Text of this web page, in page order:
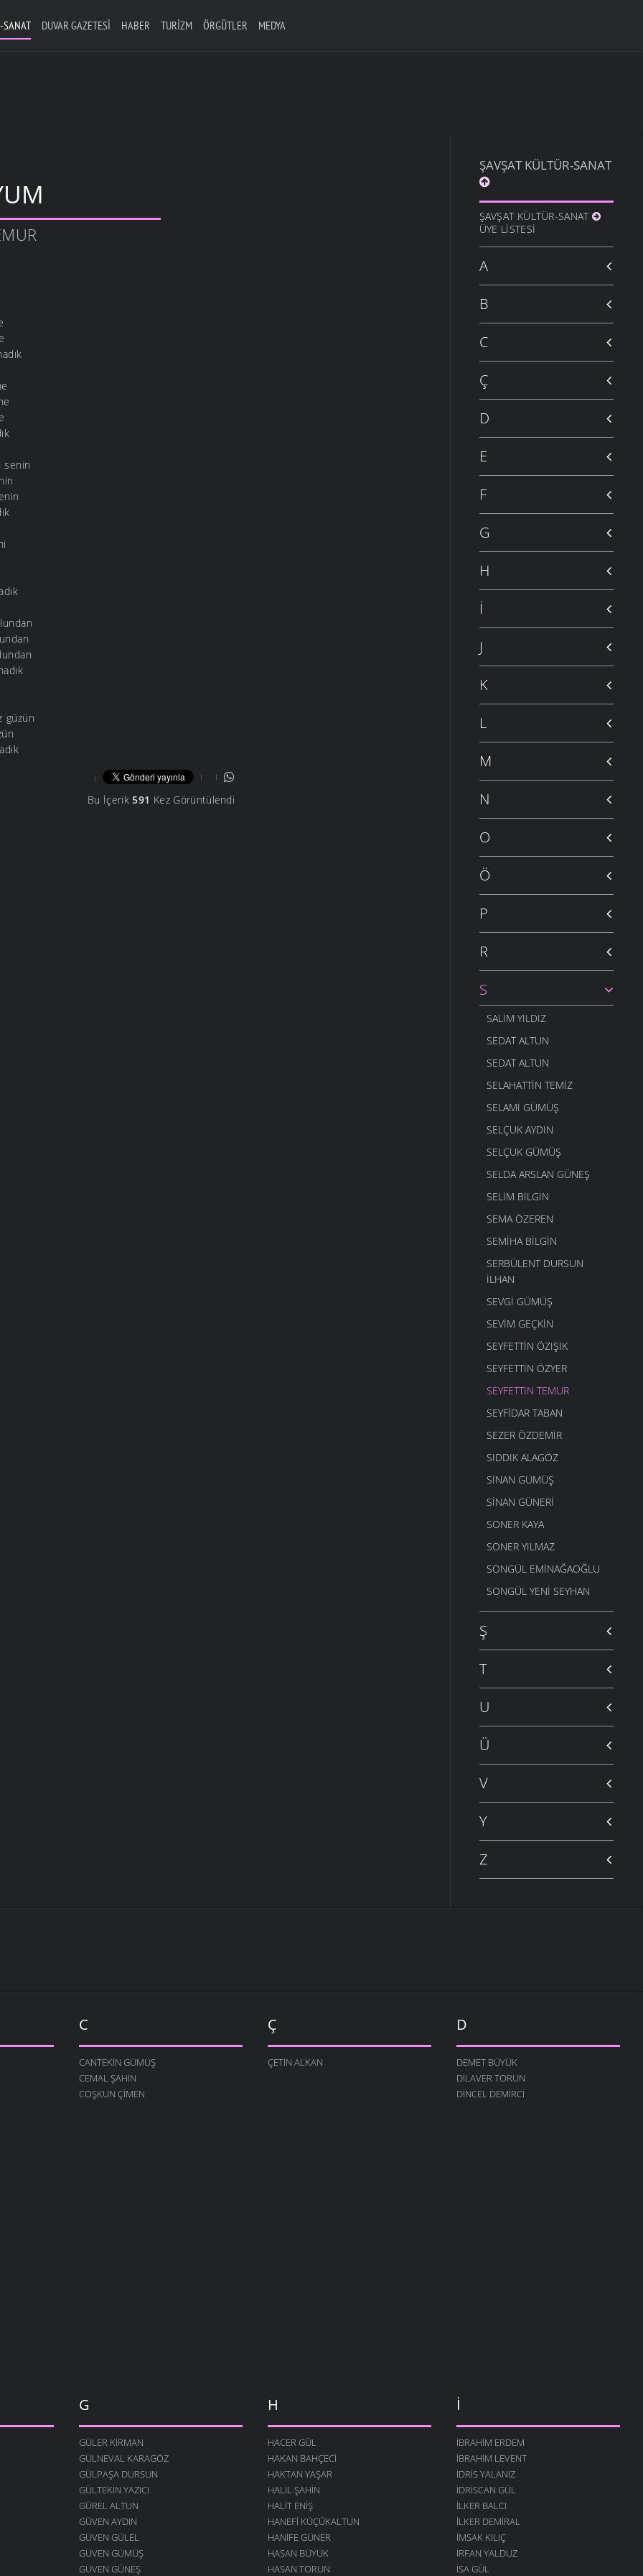
SANAT DUVAR GAZETESI HABER TURIZM ÖRGÜTLER MEDYA
senin
güzün
Bu İçerik591 Kez Görüntülendi
ŞAVŞAT KÜLTÜR-SANAT
ŞAVŞAT KÜLTÜR-SANAT
ÜYE LISTESI
A
B
C
Ç
D
E
F
G
H
İ
J
K
L
M
N
O
Ö
P
R
S
SALIM YILDIZ
SEDAT ALTUN
SEDAT ALTUN
SELAHATTIN TEMIZ
SELAMI GÜMÜŞ
SELÇUK AYDIN
SELÇUK GÜMÜŞ
SELDA ARSLAN GÜNEŞ
SELIM BILGIN
SEMA ÖZEREN
SEMIHA BILGIN
SERBÜLENT DURSUN
İLHAN
SEVGI GÜMÜŞ
SEVIM GEÇKIN
SEYFETTIN ÖZIŞIK
SEYFETTIN ÖZYER
SEYFETTIN TEMUR
SEYFIDAR TABAN
SEZER ÖZDEMIR
SIDDIK ALAGÖZ
SINAN GÜMÜŞ
SINAN GÜNERI
SONER KAYA
SONER YILMAZ
SONGÜL EMINAĞAOĞLU
SONGÜL YENI SEYHAN
Ş
T
U
Ü
V
Y
Z
C
CANTEKIN GÜMÜŞ
CEMAL ŞAHIN
COŞKUN ÇIMEN
Ç
ÇETIN ALKAN
D
DEMET BÜYÜK
DILAVER TORUN
DINCEL DEMIRCI
G
GÜLER KIRMAN
GÜLNEVAL KARAGÖZ
GÜLPAŞA DURSUN
GÜLTEKIN YAZICI
GÜREL ALTUN
GÜVEN AYDIN
GÜVEN GÜLEL
GÜVEN GÜMÜŞ
GÜVEN GÜNEŞ
H
HACER GÜL
HAKAN BAHÇECI
HAKTAN YAŞAR
HALIL ŞAHIN
HALIT ENIŞ
HANEFI KÜÇÜKALTUN
HANIFE GÜNER
HASAN BÜYÜK
HASAN TORUN
İ
İBRAHIM ERDEM
İBRAHIM LEVENT
İDRIS YALANIZ
IDRISCAN GÜL
İLKER BALCI
İLKER DEMIRAL
İMSAK KILIÇ
İRFAN YALDUZ
ISA GÜL